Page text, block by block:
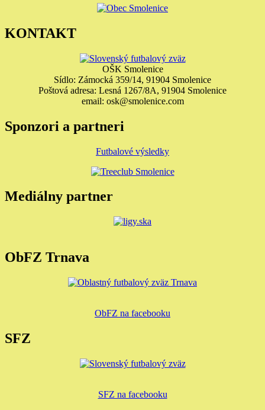
KONTAKT
OŠK Smolenice
Sídlo: Zámocká 359/14, 91904 Smolenice
Poštová adresa: Lesná 1267/8A, 91904 Smolenice
email: osk@smolenice.com
Sponzori a partneri
Futbalové výsledky
Mediálny partner
ObFZ Trnava
ObFZ na facebooku
SFZ
SFZ na facebooku